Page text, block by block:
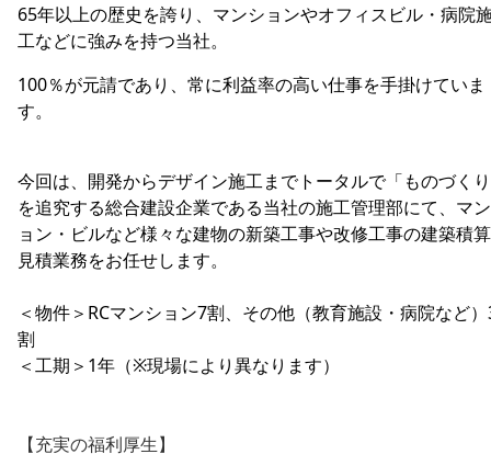
65年以上の歴史を誇り、マンションやオフィスビル・病院
工などに強みを持つ当社。
100％が元請であり、常に利益率の高い仕事を手掛けていま
す。
今回は、開発からデザイン施工までトータルで「ものづく
を追究する総合建設企業である当社の施工管理部にて、マ
ョン・ビルなど様々な建物の新築工事や改修工事の建築積
見積業務をお任せします。
＜物件＞RCマンション7割、その他（教育施設・病院など
割
＜工期＞1年（※現場により異なります）
【充実の福利厚生】